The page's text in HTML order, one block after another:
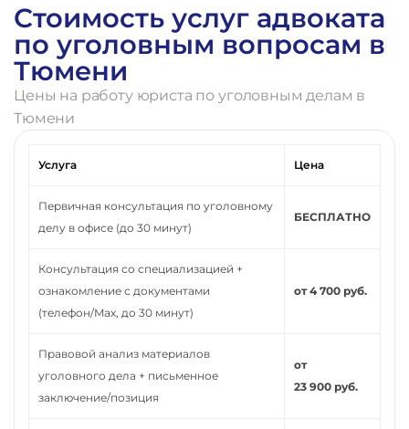
Стоимость услуг адвоката
по уголовным вопросам в
Тюмени
Цены на работу юриста по уголовным делам в
Тюмени
Услуга Цена
Первичная консультация по уголовному
делу в офисе (до 30 минут)
БЕСПЛАТНО
Консультация со специализацией +
ознакомление с документами
(телефон/Max, до 30 минут)
от 4 700 руб.
Правовой анализ материалов
уголовного дела + письменное
заключение/позиция
от
23 900 руб.